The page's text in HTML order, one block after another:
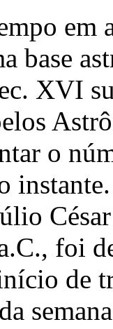
em
base
XVI
o
foi
de